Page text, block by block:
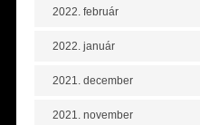
2022. február
2022. január
2021. december
2021. november